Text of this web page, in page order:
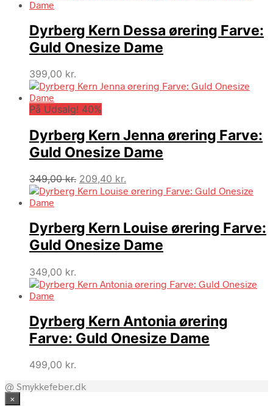
Dyrberg Kern Dessa ørering Farve:
Guld Onesize Dame
399,00 kr.
På Udsalg! 40%
Dyrberg Kern Jenna ørering Farve:
Guld Onesize Dame
349,00kr. Den
oprindelige
349,00 kr..
209,40 kr.
aktuelle
209,40 kr..
Dyrberg Kern Louise ørering Farve:
Guld Onesize Dame
349,00 kr.
Dyrberg Kern Antonia ørering
Farve: Guld Onesize Dame
499,00 kr.
@ Smykkefeber.dk
×